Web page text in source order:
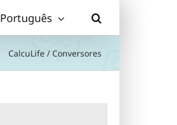
Português
CalcuLife / Conversores